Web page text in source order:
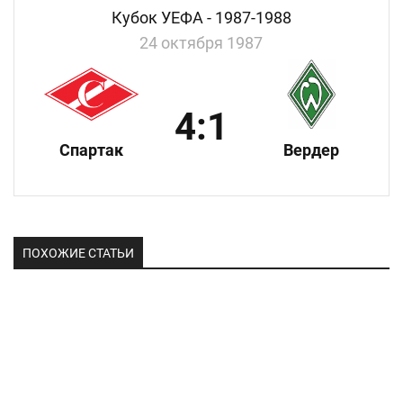
Кубок УЕФА - 1987-1988
24 октября 1987
Спартак
4:1
Вердер
ПОХОЖИЕ СТАТЬИ